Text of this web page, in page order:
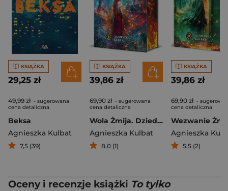
KSIĄŻKA
29,25 zł
49,99 zł - sugerowana
cena detaliczna
Beksa
Agnieszka Kulbat
7,5 (39)
KSIĄŻKA
39,86 zł
69,90 zł - sugerowana
cena detaliczna
Wola Żmija. Dziedzictwo stróża Nawii. Słowiańskie Światy. Tom 2 (ilustrowane brzegi)
Agnieszka Kulbat
8,0 (1)
KSIĄŻKA
39,86 zł
69,90 zł -
cena detaliczna
Agnieszka
5,5 (2)
Oceny i recenzje książki To tylko